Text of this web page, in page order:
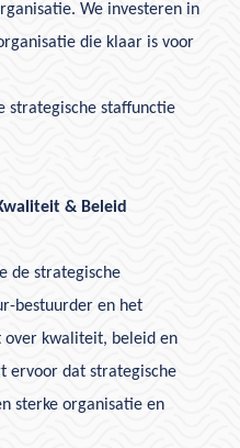
We investeren in
die klaar is voor
strategische staffunctie
& Beleid
de strategische
bestuurder en het
over kwaliteit, beleid en
ervoor dat strategische
sterke organisatie en